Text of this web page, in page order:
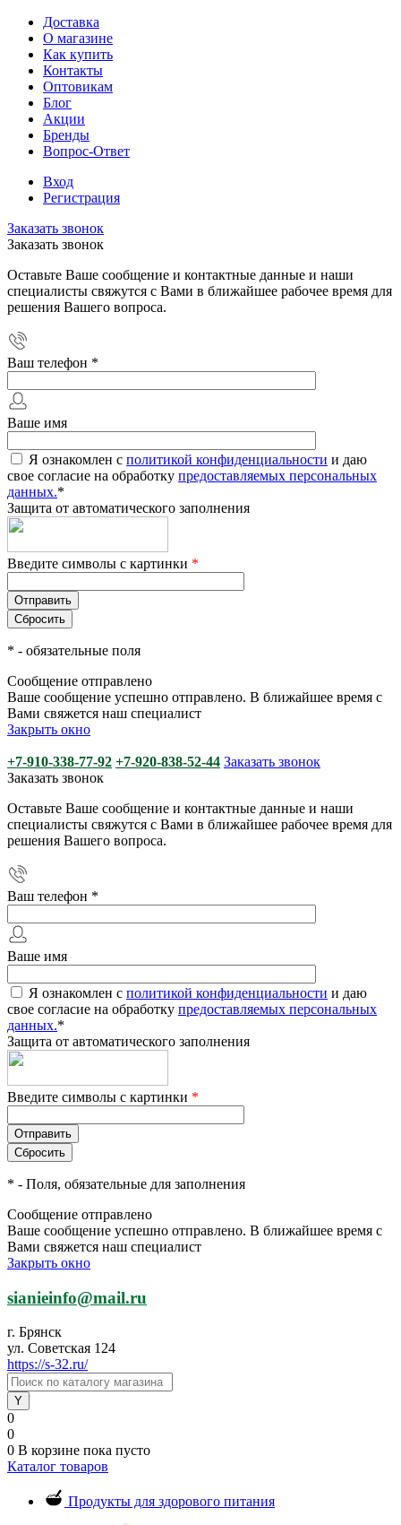
Доставка
О магазине
Как купить
Контакты
Оптовикам
Блог
Акции
Бренды
Вопрос-Ответ
Вход
Регистрация
Заказать звонок
Заказать звонок
Оставьте Ваше сообщение и контактные данные и наши
специалисты свяжутся с Вами в ближайшее рабочее время для
решения Вашего вопроса.
Ваш телефон *
Ваше имя
Я ознакомлен с политикой конфиденциальности и даю
свое согласие на обработку предоставляемых персональных
данных.*
Защита от автоматического заполнения
Введите символы с картинки *
* - обязательные поля
Сообщение отправлено
Ваше сообщение успешно отправлено. В ближайшее время с
Вами свяжется наш специалист
Закрыть окно
+7-910-338-77-92 +7-920-838-52-44 Заказать звонок
Заказать звонок
Оставьте Ваше сообщение и контактные данные и наши
специалисты свяжутся с Вами в ближайшее рабочее время для
решения Вашего вопроса.
Ваш телефон *
Ваше имя
Я ознакомлен с политикой конфиденциальности и даю
свое согласие на обработку предоставляемых персональных
данных.*
Защита от автоматического заполнения
Введите символы с картинки *
* - Поля, обязательные для заполнения
Сообщение отправлено
Ваше сообщение успешно отправлено. В ближайшее время с
Вами свяжется наш специалист
Закрыть окно
sianieinfo@mail.ru
г. Брянск
ул. Советская 124
https://s-32.ru/
0
0
0 В корзине пока пусто
Каталог товаров
Продукты для здорового питания